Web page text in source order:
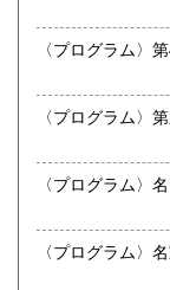
買取 買取専用
井上)
す。
御整理・御売却
お電話、メール
書買い取り、古
特に古いもの全
図、宗教、芸能
す。
又書画骨董品も
〈プログラム〉
〈プログラム〉
〈プログラム〉
〈プログラム〉